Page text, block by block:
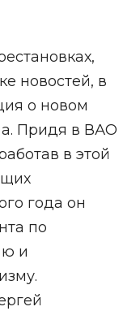
новостей, в
о новом
Придя в ВАО
в этой
года он
по
и